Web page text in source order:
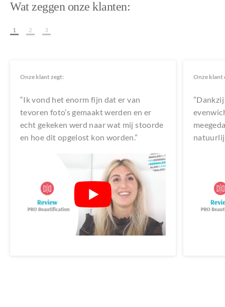
Wat zeggen onze klanten:
Onze klant zegt:
“Ik vond het enorm fijn dat er van
tevoren foto’s gemaakt werden en er
echt gekeken werd naar wat mij stoorde
en hoe dit opgelost kon worden.”
Onze klant
1 2 3